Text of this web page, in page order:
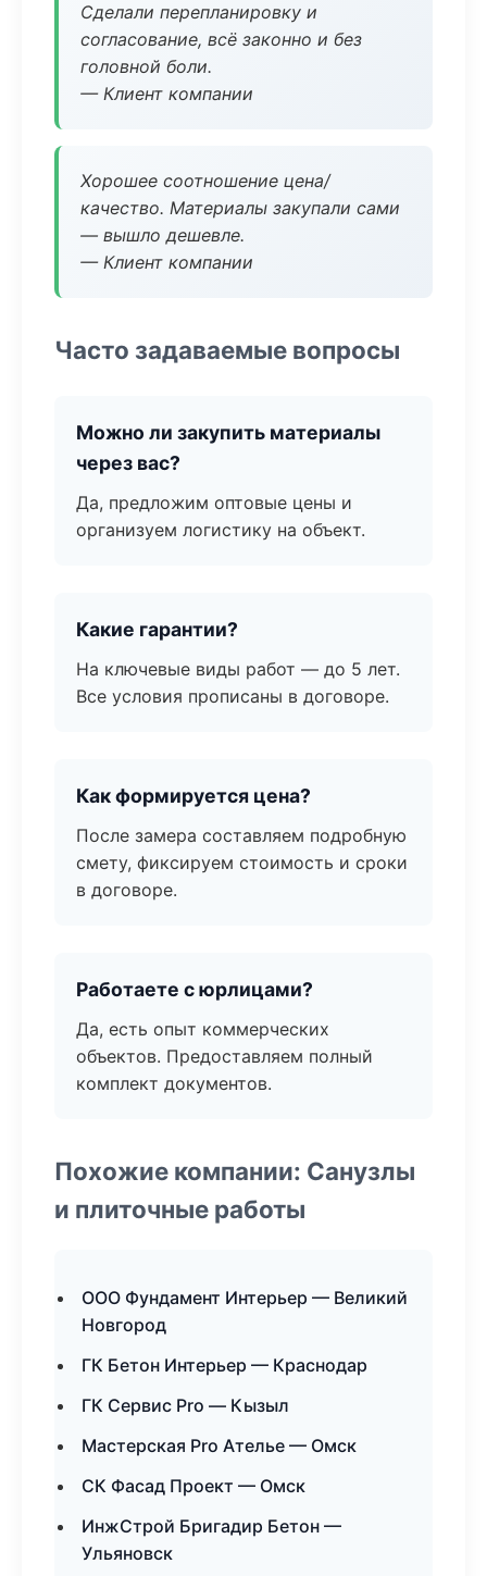
Сделали перепланировку и
согласование, всё законно и без
головной боли.
— Клиент компании
Хорошее соотношение цена/
качество. Материалы закупали сами
— вышло дешевле.
— Клиент компании
Часто задаваемые вопросы
Можно ли закупить материалы
через вас?
Да, предложим оптовые цены и
организуем логистику на объект.
Какие гарантии?
На ключевые виды работ — до 5 лет.
Все условия прописаны в договоре.
Как формируется цена?
После замера составляем подробную
смету, фиксируем стоимость и сроки
в договоре.
Работаете с юрлицами?
Да, есть опыт коммерческих
объектов. Предоставляем полный
комплект документов.
Похожие компании: Санузлы
и плиточные работы
ООО Фундамент Интерьер — Великий
Новгород
ГК Бетон Интерьер — Краснодар
ГК Сервис Pro — Кызыл
Мастерская Pro Ателье — Омск
СК Фасад Проект — Омск
ИнжСтрой Бригадир Бетон —
Ульяновск